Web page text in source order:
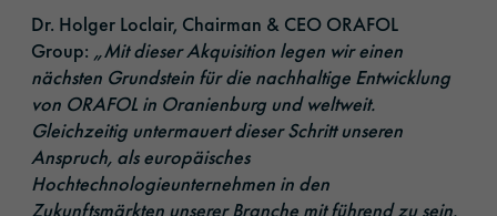
Dr. Holger Loclair, Chairman & CEO ORAFOL
Group: „Mit dieser Akquisition legen wir einen
nächsten Grundstein für die nachhaltige Entwicklung
von ORAFOL in Oranienburg und weltweit.
Gleichzeitig untermauert dieser Schritt unseren
Anspruch, als europäisches
Hochtechnologieunternehmen in den
Zukunftsmärkten unserer Branche mit führend zu sein.